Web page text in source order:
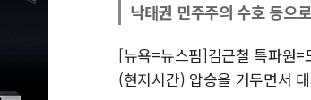
낙태권 민주주의 수호 등으
[뉴욕=뉴스핌]김근철 특파원
(현지시간) 압승을 거두면서